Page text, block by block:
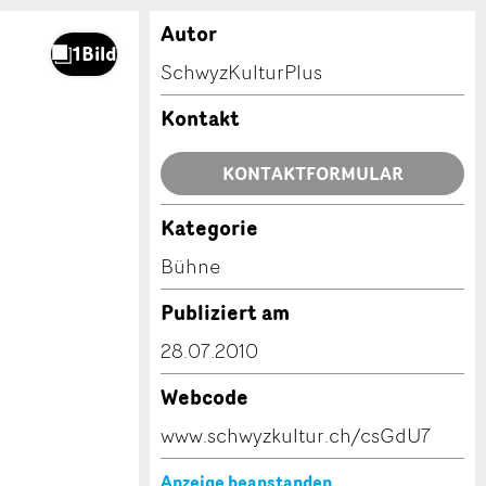
Autor
SchwyzKulturPlus
Kontakt
KONTAKTFORMULAR
Kategorie
Bühne
Publiziert am
28.07.2010
Webcode
www.schwyzkultur.ch/csGdU7